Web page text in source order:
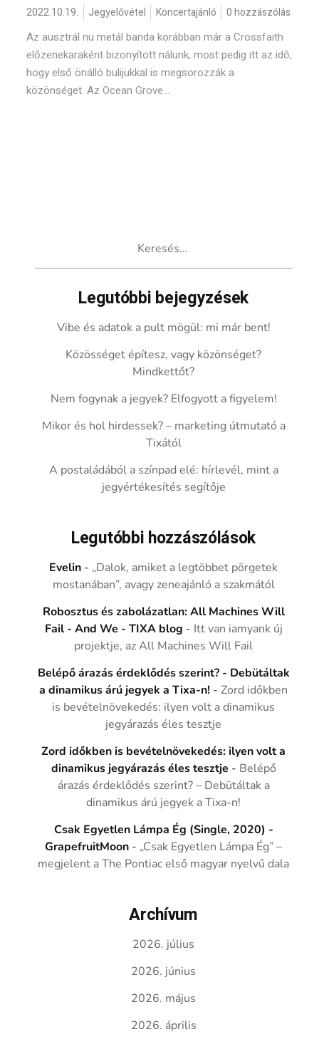
2022.10.19. Jegyelővétel Koncertajánló 0 hozzászólás
Az ausztrál nu metál banda korábban már a Crossfaith
előzenekaraként bizonyított nálunk, most pedig itt az idő,
hogy első önálló bulijukkal is megsorozzák a
közönséget. Az Ocean Grove...
Legutóbbi bejegyzések
Vibe és adatok a pult mögül: mi már bent!
Közösséget építesz, vagy közönséget?
Mindkettőt?
Nem fogynak a jegyek? Elfogyott a figyelem!
Mikor és hol hirdessek? – marketing útmutató a
Tixától
A postaládából a színpad elé: hírlevél, mint a
jegyértékesítés segítője
Legutóbbi hozzászólások
Evelin - „Dalok, amiket a legtöbbet pörgetek
mostanában”, avagy zeneajánló a szakmától
Robosztus és zabolázatlan: All Machines Will
Fail - And We - TIXA blog - Itt van iamyank új
projektje, az All Machines Will Fail
Belépő árazás érdeklődés szerint? - Debütáltak
a dinamikus árú jegyek a Tixa-n! -Zord időkben
is bevételnövekedés: ilyen volt a dinamikus
jegyárazás éles tesztje
Zord időkben is bevételnövekedés: ilyen volt a
dinamikus jegyárazás éles tesztje - Belépő
árazás érdeklődés szerint? – Debütáltak a
dinamikus árú jegyek a Tixa-n!
Csak Egyetlen Lámpa Ég (Single, 2020) -
GrapefruitMoon - „Csak Egyetlen Lámpa Ég” –
megjelent a The Pontiac első magyar nyelvű dala
Archívum
2026. július
2026. június
2026. május
2026. április